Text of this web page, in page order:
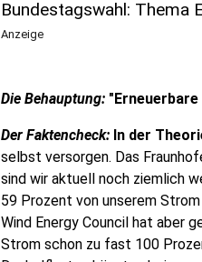
Bundestagswahl: Thema
Anzeige
Die Behauptung: "Erneuerbare
Der Faktencheck: In der
selbst versorgen. Das
sind wir aktuell noch ziemlich
59 Prozent von unserem
Wind Energy Council hat aber
Strom schon zu fast 100